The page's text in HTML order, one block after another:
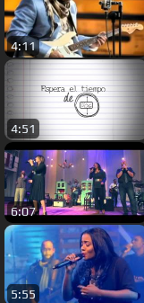
4:11
4:51
6:07
5:55